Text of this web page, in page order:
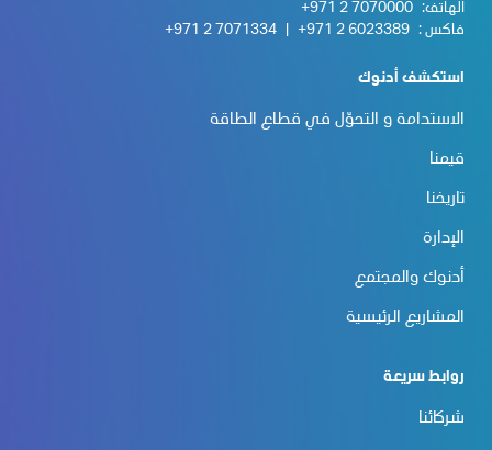
الهاتف: +971 2 7070000
فاكس : +971 2 6023389
+971 2 7071334
استكشف أدنوك
الاستدامة و التحوّل في قطاع الطاقة
قيمنا
تاريخنا
الإدارة
أدنوك والمجتمع
المشاريع الرئيسية
روابط سريعة
شركائنا